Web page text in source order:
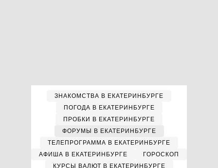
ЗНАКОМСТВА В ЕКАТЕРИНБУРГЕ
ПОГОДА В ЕКАТЕРИНБУРГЕ
ПРОБКИ В ЕКАТЕРИНБУРГЕ
ФОРУМЫ В ЕКАТЕРИНБУРГЕ
ТЕЛЕПРОГРАММА В ЕКАТЕРИНБУРГЕ
АФИША В ЕКАТЕРИНБУРГЕ
ГОРОСКОП
КУРСЫ ВАЛЮТ В ЕКАТЕРИНБУРГЕ